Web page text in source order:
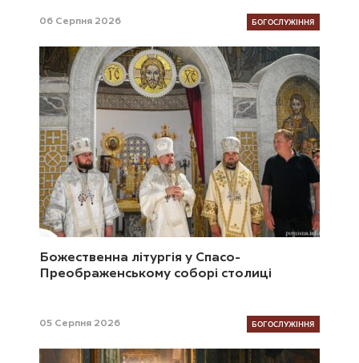
06 Серпня 2026 БОГОСЛУЖІННЯ
Божественна літургія у Спасо-
Преображенському соборі столиці
05 Серпня 2026 БОГОСЛУЖІННЯ